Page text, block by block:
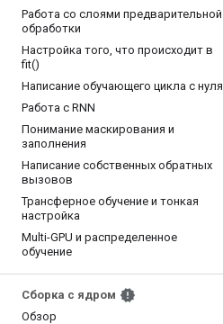
Работа со слоями предварительной
обработки
Настройка того, что происходит в
fit()
Написание обучающего цикла с нуля
Работа с RNN
Понимание маскирования и
заполнения
Написание собственных обратных
вызовов
Трансферное обучение и тонкая
настройка
Multi-GPU и распределенное
обучение
Сборка с ядром
Обзор